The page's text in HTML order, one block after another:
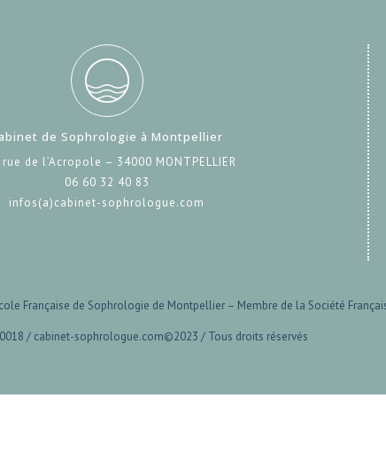
de Sophrologie à Montpellier
de l’Acropole – 34000 MONTPELLIER
06 60 32 40 83
infos(a)cabinet-sophrologue.com
Française de Sophrologie de Montpellier – Membre de la Société
/ cabinet-sophrologue.com©2023 / Tous droits réservés